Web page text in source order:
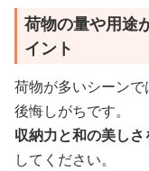
荷物の量や用途
イント
荷物が多いシーン
後悔しがちです。
収納力と和の美し
してください。